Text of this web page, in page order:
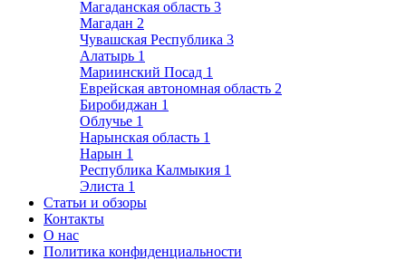
Магаданская область 3
Магадан 2
Чувашская Республика 3
Алатырь 1
Мариинский Посад 1
Еврейская автономная область 2
Биробиджан 1
Облучье 1
Нарынская область 1
Нарын 1
Республика Калмыкия 1
Элиста 1
Статьи и обзоры
Контакты
О нас
Политика конфиденциальности